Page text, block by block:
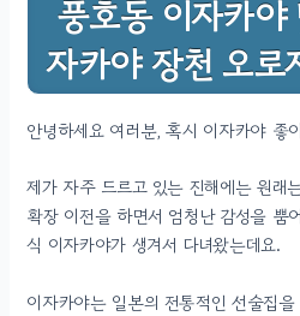
풍호동 이자카야
자카야 장천 오로
안녕하세요 여러분, 혹시 이자카야 좋
제가 자주 드르고 있는 진해에는 원래
확장 이전을 하면서 엄청난 감성을 뿜
식 이자카야가 생겨서 다녀왔는데요.
이자카야는 일본의 전통적인 선술집